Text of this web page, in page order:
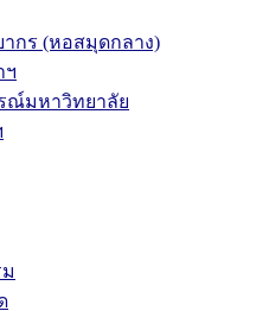
กร (หอสมุดกลาง)
ฯ
ณ์มหาวิทยาลัย